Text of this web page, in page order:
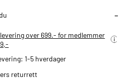
over 699.- for medlemmer
1-5 hverdager
returrett